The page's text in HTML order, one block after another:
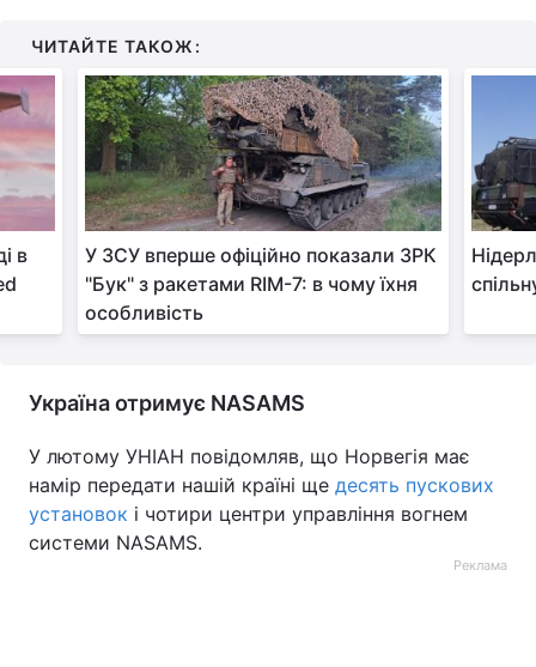
ЧИТАЙТЕ ТАКОЖ:
в
У ЗСУ вперше офіційно показали ЗРК
"Бук" з ракетами RIM-7: в чому їхня
особливість
Україна отримує NASAMS
У лютому УНІАН повідомляв, що Норвегія має
намір передати нашій країні ще десять пускових
установок і чотири центри управління вогнем
системи NASAMS.
Реклама